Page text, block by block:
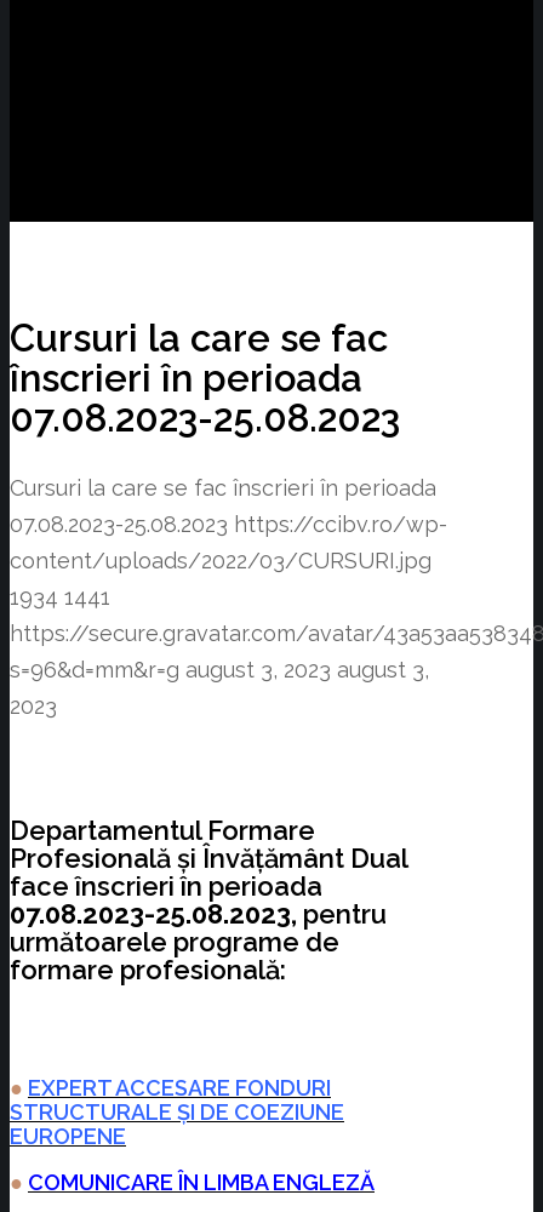
Cursuri la care se fac
înscrieri în perioada
07.08.2023-25.08.2023
Cursuri la care se fac înscrieri în perioada
07.08.2023-25.08.2023 https://ccibv.ro/wp-
content/uploads/2022/03/CURSURI.jpg
1934 1441
https://secure.gravatar.com/avatar/
s=96&d=mm&r=g august 3, 2023 august 3,
2023
Departamentul Formare
Profesională și Învățământ Dual
face înscrieri în perioada
07.08.2023-25.08.2023, pentru
următoarele programe de
formare profesională:
● EXPERT ACCESARE FONDURI
STRUCTURALE ȘI DE COEZIUNE
EUROPENE
● COMUNICARE ÎN LIMBA ENGLEZĂ